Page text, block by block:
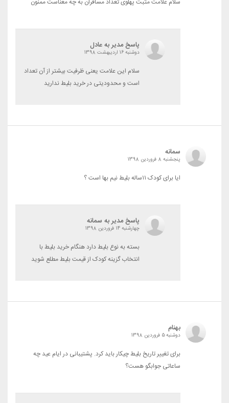
سلام علامت مثبت پهلوی تعداد مسافران به چه معناست ممنون
پاسخ مدیر به عادل
دوشنبه 16 اردیبهشت 1398
سلام این علامت یعنی ظرفیت بیشتر از آن تعداد
است و محدودیتی در خرید بلیط ندارید
سمانه
پنجشنبه 8 فروردین 1398
ایا برای کودک ۱۱ساله بلیط نیم بها است ؟
پاسخ مدیر به سمانه
چهارشنبه 14 فروردین 1398
بسته به نوع بلیط دارد هنگام خرید بلیط با
انتخاب گزینه کودک از قیمت بلیط مطلع شوید
بهنام
دوشنبه 5 فروردین 1398
برای تغییر تاریخ بلیط چیکار باید کرد. پشتیبانی در ایام عید چه
ساعاتی جوابگو هست؟